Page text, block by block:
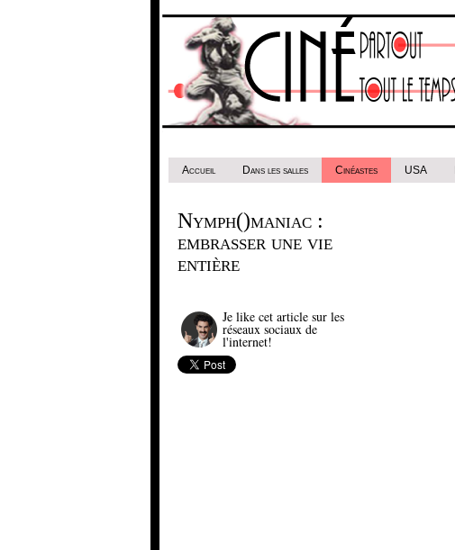
Accueil Dans les salles Cinéastes USA
Nymph()maniac :
embrasser une vie
entière
Je like cet article sur les
réseaux sociaux de
l'internet!